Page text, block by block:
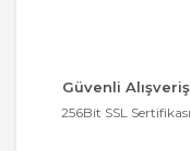
Güvenli Alışveriş
256Bit SSL Sertifikası